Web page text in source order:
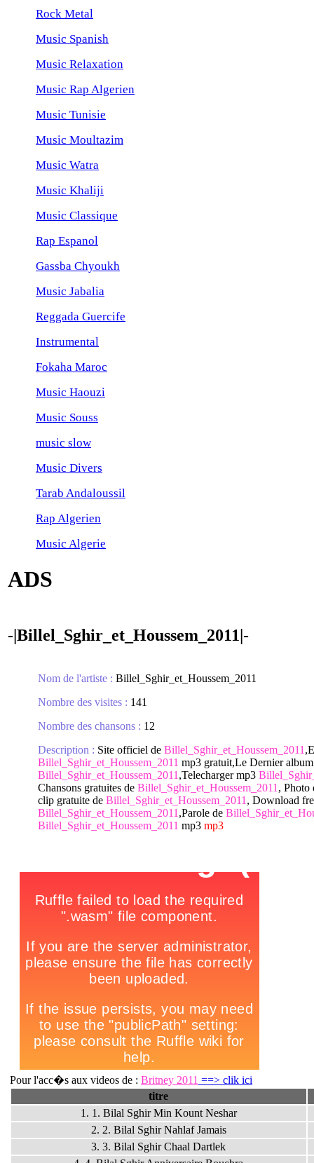
Rock Metal
Music Spanish
Music Relaxation
Music Rap Algerien
Music Tunisie
Music Moultazim
Music Watra
Music Khaliji
Music Classique
Rap Espanol
Gassba Chyoukh
Music Jabalia
Reggada Guercife
Instrumental
Fokaha Maroc
Music Haouzi
Music Souss
music slow
Music Divers
Tarab Andaloussil
Rap Algerien
Music Algerie
ADS
-|Billel_Sghir_et_Houssem_2011|-
Nom de l'artiste : Billel_Sghir_et_Houssem_2011
Nombre des visites : 141
Nombre des chansons : 12
Description : Site officiel de Billel_Sghir_et_Houssem_2011
Billel_Sghir_et_Houssem_2011 mp3 gratuit,Le Dernier album
Billel_Sghir_et_Houssem_2011 ,Telecharger mp3
Chansons gratuites de Billel_Sghir_et_Houssem_2011 , Photo
clip gratuite de Billel_Sghir_et_Houssem_2011 , Download
Billel_Sghir_et_Houssem_2011 ,Parole de
Billel_Sghir_et_Houssem_2011 mp3 mp3
Pour l'acc�s aux videos de : Britney 2011 ==> clik ici
titre
1. 1. Bilal Sghir Min Kount Neshar
2. 2. Bilal Sghir Nahlaf Jamais
3. 3. Bilal Sghir Chaal Dartlek